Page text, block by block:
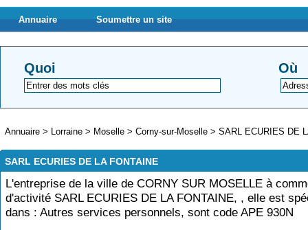
Annuaire Soumettre un site
Quoi Où
Annuaire > Lorraine > Moselle > Corny-sur-Moselle > SARL ECURIES DE
SARL ECURIES DE LA FONTAINE
L'entreprise de la ville de CORNY SUR MOSELLE à
d'activité SARL ECURIES DE LA FONTAINE, , elle est
dans : Autres services personnels, sont code APE 930N